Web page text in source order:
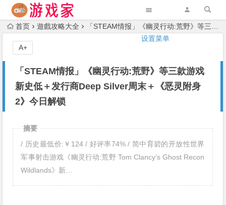
设置菜单
首页 遊戲攻略大全 「STEAM情报」《幽灵行动:荒野》等三款游戏新史低＋发行商Deep Silver周末＋《恶灵附身2》今日解锁
「STEAM情报」《幽灵行动:荒野》等三款游戏
新史低＋发行商Deep Silver周末＋《恶灵附身
2》今日解锁
A+
摘要
/ 历史最低价:￥124 / 好评率74% / 简中育碧的开放性世界
军事射击游戏《幽灵行动:荒野 Tom Clancy’s Ghost Recon
Wildlands》新…